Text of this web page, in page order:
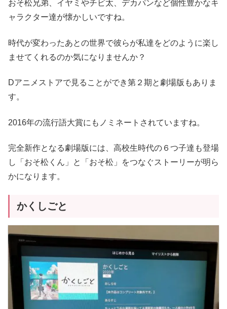
おそ松兄弟、イヤミやチビ太、デカパンなど個性豊かなキ
ャラクター達が懐かしいですね。
時代が変わったあとの世界で彼らが私達をどのように楽し
ませてくれるのか気になりませんか？
Dアニメストアで見ることができ第２期と劇場版もありま
す。
2016年の流行語大賞にもノミネートされていますね。
完全新作となる劇場版には、高校生時代の６つ子達も登場
し「おそ松くん」と「おそ松」をつなぐストーリーが明ら
かになります。
かくしごと